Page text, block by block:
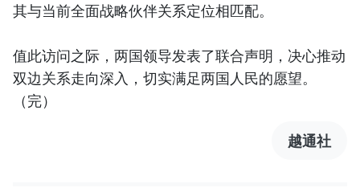
其与当前全面战略伙伴关系定位相匹配。
值此访问之际，两国领导发表了联合声明，决心推动
双边关系走向深入，切实满足两国人民的愿望。
（完）
越通社